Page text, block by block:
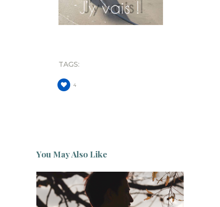
TAGS:
4
You May Also Like